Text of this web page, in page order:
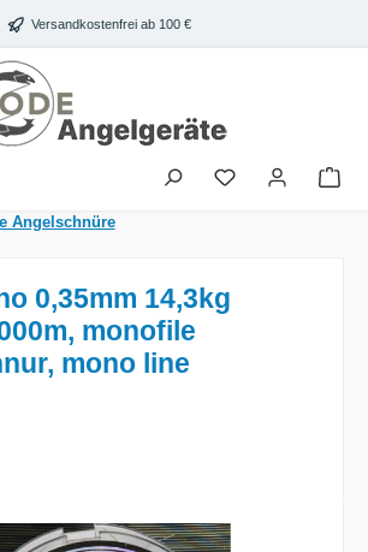
Versandkostenfrei ab 100 €
Angelschnüre
0,35mm 14,3kg
monofile
mono line